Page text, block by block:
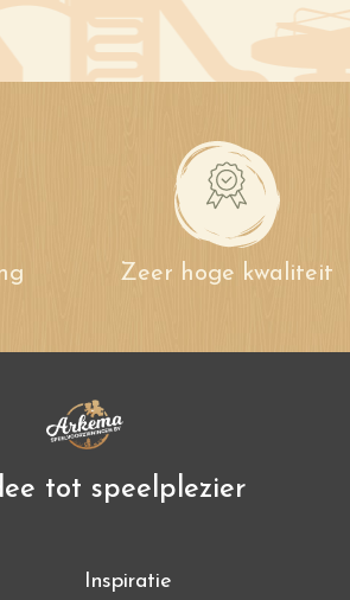
Zeer hoge kwaliteit
tot speelplezier
Inspiratie